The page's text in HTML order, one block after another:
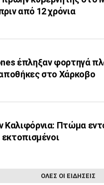
από 12 χρόνια
έπληξαν φορτηγά
στο Χάρκοβο
Καλιφόρνια: Πτώμα
εκτοπισμένοι
ΟΛΕΣ ΟΙ ΕΙΔΗΣΕΙΣ